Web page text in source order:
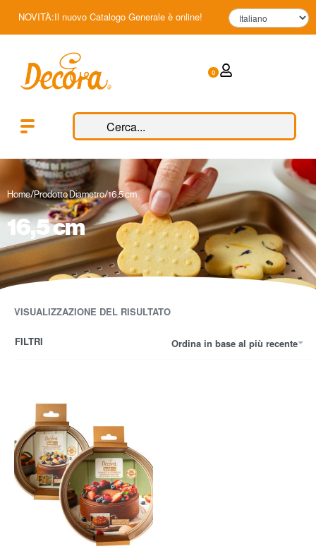
NOVITÀ:Il nuovo Catalogo Generale è online!
0
Home/Prodotto Diametro/16,5 cm
16,5 cm
VISUALIZZAZIONE DEL RISULTATO
Ordina in base al più recente
FILTRI